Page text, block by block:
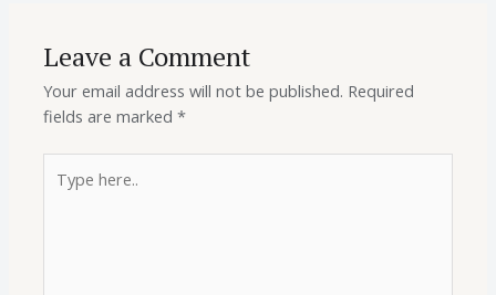
Leave a Comment
Your email address will not be published. Required
fields are marked*